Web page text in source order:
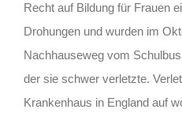
Recht auf Bildung für Frauen
Drohungen und wurden im
Nachhauseweg vom
der sie schwer verletzte.
Krankenhaus in England auf